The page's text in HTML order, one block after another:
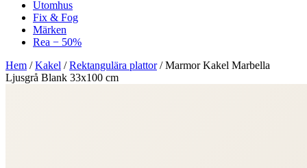
Utomhus
Fix & Fog
Märken
Rea − 50%
Hem /Kakel /Rektangulära plattor/Marmor Kakel Marbella
Ljusgrå Blank 33x100 cm